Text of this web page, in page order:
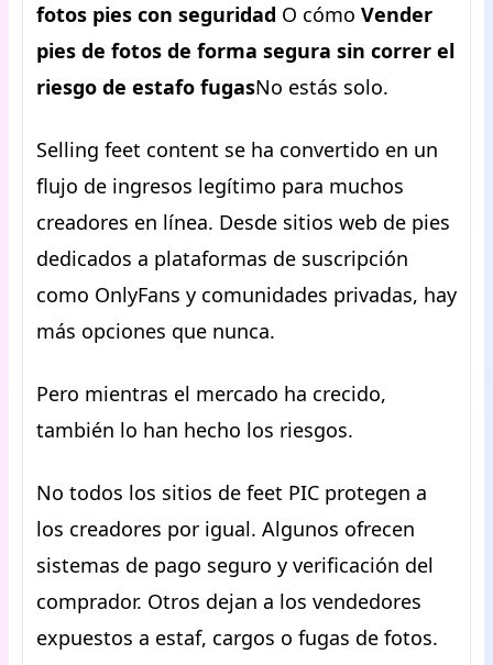
fotos pies con seguridad O cómo Vender
pies de fotos de forma segura sin correr el
riesgo de estafo fugasNo estás solo.
Selling feet content se ha convertido en un
flujo de ingresos legítimo para muchos
creadores en línea. Desde sitios web de pies
dedicados a plataformas de suscripción
como OnlyFans y comunidades privadas, hay
más opciones que nunca.
Pero mientras el mercado ha crecido,
también lo han hecho los riesgos.
No todos los sitios de feet PIC protegen a
los creadores por igual. Algunos ofrecen
sistemas de pago seguro y verificación del
comprador. Otros dejan a los vendedores
expuestos a estaf, cargos o fugas de fotos.